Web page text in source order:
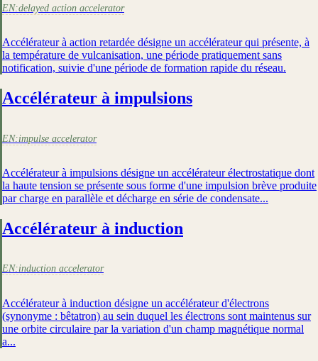
EN:delayed action accelerator
Accélérateur à action retardée désigne un accélérateur qui présente, à
la température de vulcanisation, une période pratiquement sans
notification, suivie d'une période de formation rapide du réseau.
Accélérateur à impulsions
EN:impulse accelerator
Accélérateur à impulsions désigne un accélérateur électrostatique dont
la haute tension se présente sous forme d'une impulsion brève produite
par charge en parallèle et décharge en série de condensate...
Accélérateur à induction
EN:induction accelerator
Accélérateur à induction désigne un accélérateur d'électrons
(synonyme : bêtatron) au sein duquel les électrons sont maintenus sur
une orbite circulaire par la variation d'un champ magnétique normal
a...